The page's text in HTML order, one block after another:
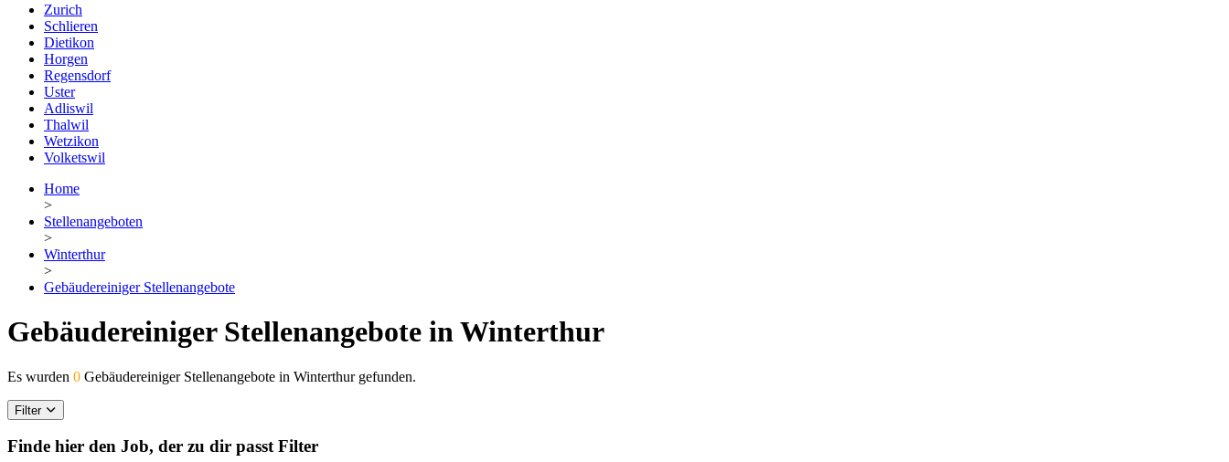
Zurich
Schlieren
Dietikon
Horgen
Regensdorf
Uster
Adliswil
Thalwil
Wetzikon
Volketswil
Home
>
Stellenangeboten
>
Winterthur
>
Gebäudereiniger Stellenangebote
Gebäudereiniger Stellenangebote in Winterthur
Es wurden 0 Gebäudereiniger Stellenangebote in Winterthur gefunden.
Filter
Finde hier den Job, der zu dir passt Filter